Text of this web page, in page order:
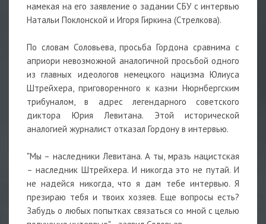
намекая на его заявление о задании СБУ с интервью
Натальи Поклонской и Игоря Гиркина (Стрелкова).
По словам Соловьева, просьба Гордона сравнима с
априори невозможной аналогичной просьбой одного
из главных идеологов немецкого нацизма Юлиуса
Штрейхера, приговоренного к казни Нюрнбергским
трибуналом, в адрес легендарного советского
диктора Юрия Левитана. Этой исторической
аналогией журналист отказал Гордону в интервью.
"Мы – наследники Левитана. А ты, мразь нацистская
– наследник Штрейхера. И никогда это не путай. И
не надейся никогда, что я дам тебе интервью. Я
презираю тебя и твоих хозяев. Еще вопросы есть?
Забудь о любых попытках связаться со мной с целью